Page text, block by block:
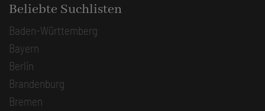
Beliebte Suchlisten
Baden-Württemberg
Bayern
Berlin
Brandenburg
Bremen